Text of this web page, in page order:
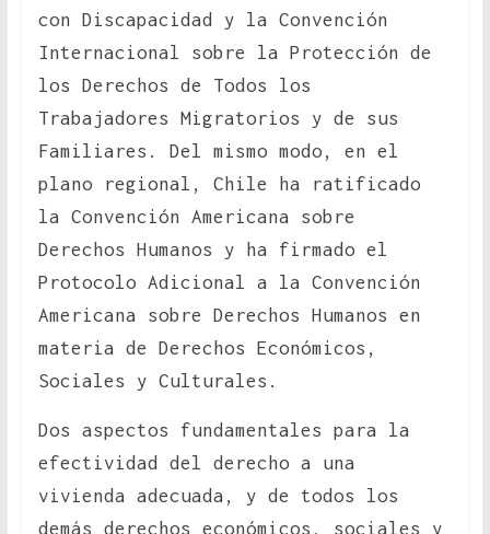
con Discapacidad y la Convención
Internacional sobre la Protección de
los Derechos de Todos los
Trabajadores Migratorios y de sus
Familiares. Del mismo modo, en el
plano regional, Chile ha ratificado
la Convención Americana sobre
Derechos Humanos y ha firmado el
Protocolo Adicional a la Convención
Americana sobre Derechos Humanos en
materia de Derechos Económicos,
Sociales y Culturales.
Dos aspectos fundamentales para la
efectividad del derecho a una
vivienda adecuada, y de todos los
demás derechos económicos, sociales y